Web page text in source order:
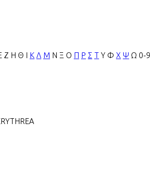
Ζ Η Θ Κ Λ Μ Ν Ξ Ο Π Ρ Σ Τ Υ Φ Χ Ψ Ω 0-9